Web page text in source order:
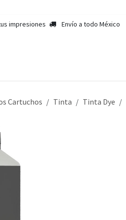
impresiones Envío a todo México
Cartuchos Tinta Tinta Dye